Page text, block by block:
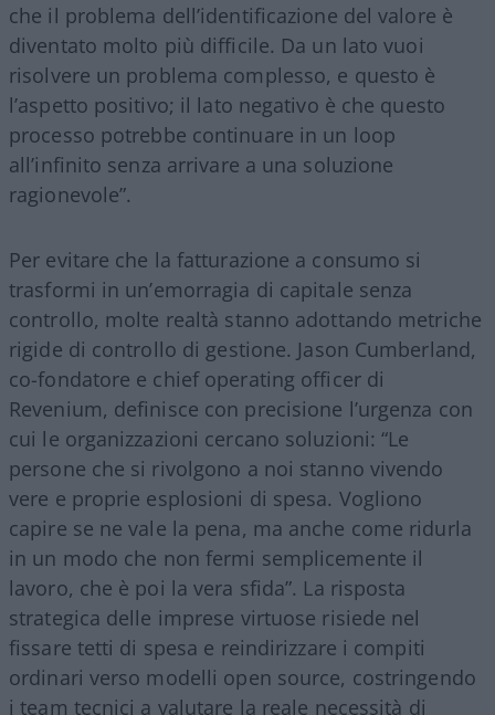
che il problema dell’identificazione del valore è
diventato molto più difficile. Da un lato vuoi
risolvere un problema complesso, e questo è
l’aspetto positivo; il lato negativo è che questo
processo potrebbe continuare in un loop
all’infinito senza arrivare a una soluzione
ragionevole”.
Per evitare che la fatturazione a consumo si
trasformi in un’emorragia di capitale senza
controllo, molte realtà stanno adottando metriche
rigide di controllo di gestione. Jason Cumberland,
co-fondatore e chief operating officer di
Revenium, definisce con precisione l’urgenza con
cui le organizzazioni cercano soluzioni: “Le
persone che si rivolgono a noi stanno vivendo
vere e proprie esplosioni di spesa. Vogliono
capire se ne vale la pena, ma anche come ridurla
in un modo che non fermi semplicemente il
lavoro, che è poi la vera sfida”. La risposta
strategica delle imprese virtuose risiede nel
fissare tetti di spesa e reindirizzare i compiti
ordinari verso modelli open source, costringendo
i team tecnici a valutare la reale necessità di